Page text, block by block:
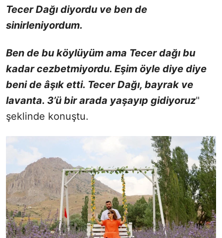
Tecer Dağı diyordu ve ben de
sinirleniyordum.
Ben de bu köylüyüm ama Tecer dağı bu
kadar cezbetmiyordu. Eşim öyle diye diye
beni de âşık etti. Tecer Dağı, bayrak ve
lavanta. 3’ü bir arada yaşayıp gidiyoruz"
şeklinde konuştu.